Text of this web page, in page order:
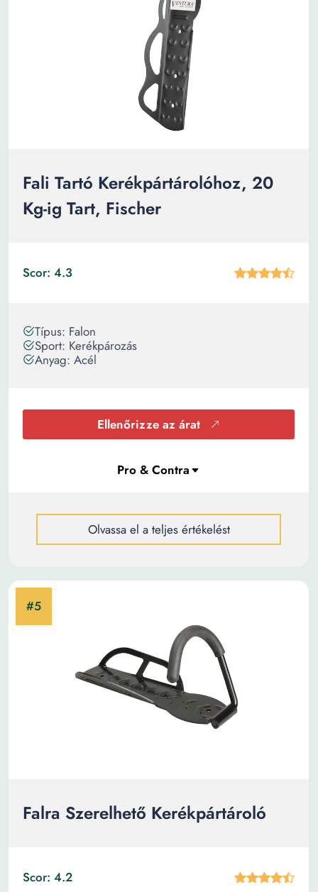
Fali Tartó Kerékpártárolóhoz, 20
Kg-ig Tart, Fischer
Scor: 4.3
Típus: Falon
Sport: Kerékpározás
Anyag: Acél
Ellenőrizze az árat
Olvassa el a teljes értékelést
Falra Szerelhető Kerékpártároló
Scor: 4.2